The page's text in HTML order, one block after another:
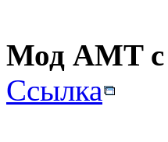
Мод AMT с
Ссылка